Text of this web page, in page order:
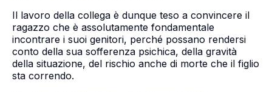
Il lavoro della collega è dunque teso a convincere il
ragazzo che è assolutamente fondamentale
incontrare i suoi genitori, perché possano rendersi
conto della sua sofferenza psichica, della gravità
della situazione, del rischio anche di morte che il figlio
sta correndo.